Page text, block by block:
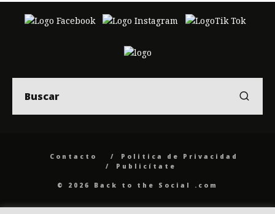
Contacto
Politica de Privacidad
Publicítate
© 2026 Back to the Social .com